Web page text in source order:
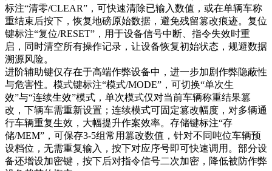
标注“清零/CLEAR”，可快速清除已输入数值，或在单辆车称
重结束后按下，恢复地磅原始数据，避免残留篡改痕迹。复位
键标注“复位/RESET”，用于设备信号中断、指令失效时重
启，同时清空所有操作记录，让设备恢复初始状态，规避数据
溯源风险。
进阶辅助键仅存在于高端作弊设备中，进一步加剧作弊隐蔽性
与危害性。模式键标注“模式/MODE”，可切换“单次生
效”与“连续生效”模式，单次模式仅对当前车辆称重结果篡
改，下辆车需重新设置；连续模式可固定篡改幅度，对多辆通
行车辆重复生效，大幅提升作案效率。存储键标注“存
储/MEM”，可保存3-5组常用篡改数值，针对不同吨位车辆预
设档位，无需重复输入，按下对应序号即可快速调用。部分设
备还增设加密键，按下后对指令信号二次加密，降低被防作弊